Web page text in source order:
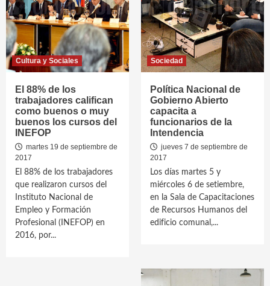
Cultura y Sociales
El 88% de los
trabajadores califican
como buenos o muy
buenos los cursos del
INEFOP
martes 19 de septiembre de
2017
El 88% de los trabajadores
que realizaron cursos del
Instituto Nacional de
Empleo y Formación
Profesional (INEFOP) en
2016, por...
Sociedad
Política Nacional de
Gobierno Abierto
capacita a
funcionarios de la
Intendencia
jueves 7 de septiembre de
2017
Los días martes 5 y
miércoles 6 de setiembre,
en la Sala de Capacitaciones
de Recursos Humanos del
edificio comunal,...